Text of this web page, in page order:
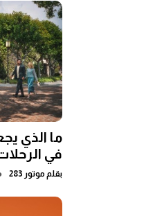
في
بقلم موتور 283